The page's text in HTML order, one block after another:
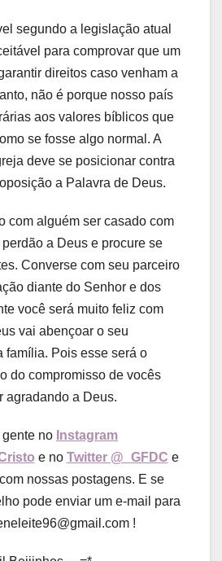
segundo a legislação atual
para comprovar que um
direitos caso venham a
não é porque nosso país
aos valores bíblicos que
se fosse algo normal. A
deve se posicionar contra
a Palavra de Deus.
com alguém ser casado com
a Deus e procure se
Converse com seu parceiro
diante do Senhor e dos
você será muito feliz com
vai abençoar o seu
família. Pois esse será o
do compromisso de vocês
agradando a Deus.
no Instagram
e no Twitter @_GFDC e
nossas postagens. E se
pode enviar um e-mail para
!